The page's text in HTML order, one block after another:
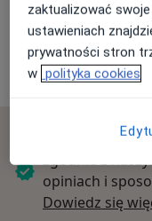
Opinie o
74 opinie
Sprawdzamy
zgodnie z
opiniach i
Dowiedz się
zaktualizować
ustawieniach
prywatności stron
w polityka cookies